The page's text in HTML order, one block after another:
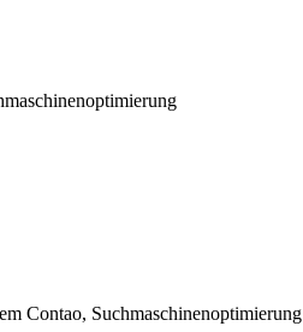
Contao, Suchmaschinenoptimierung